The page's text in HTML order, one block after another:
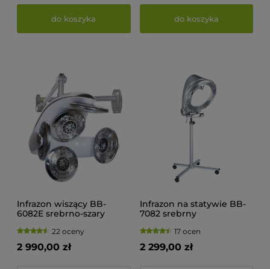
do koszyka do koszyka
Infrazon wiszący BB-
6082E srebrno-szary
22 oceny
2 990,00 zł
Infrazon na statywie BB-
7082 srebrny
17 ocen
2 299,00 zł